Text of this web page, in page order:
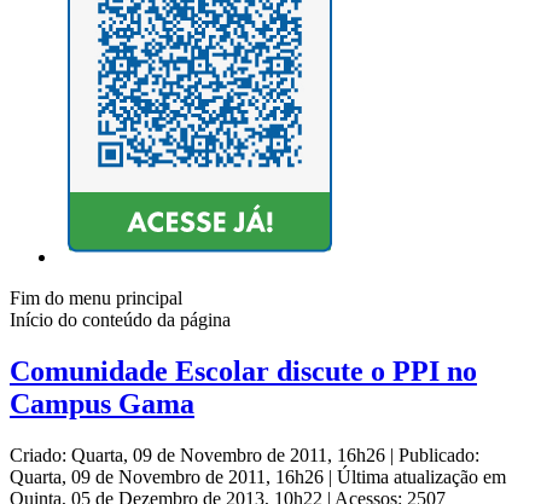
Fim do menu principal
Início do conteúdo da página
Comunidade Escolar discute o PPI no
Campus Gama
Criado: Quarta, 09 de Novembro de 2011, 16h26 | Publicado:
Quarta, 09 de Novembro de 2011, 16h26 | Última atualização em
Quinta, 05 de Dezembro de 2013, 10h22 | Acessos: 2507